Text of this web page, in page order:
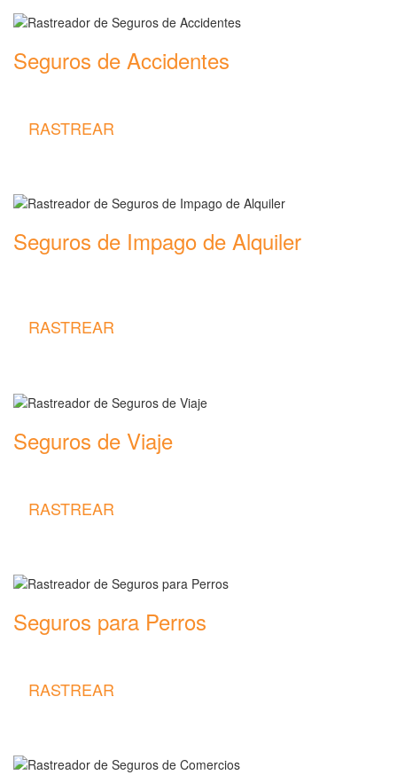
Seguros de Accidentes
RASTREAR
Seguros de Impago de Alquiler
RASTREAR
Seguros de Viaje
RASTREAR
Seguros para Perros
RASTREAR